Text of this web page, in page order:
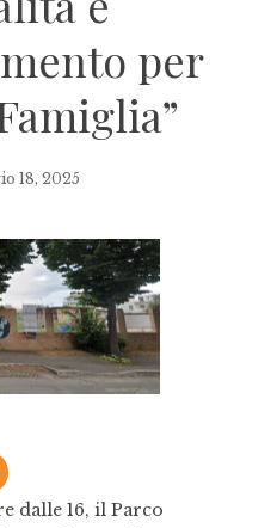
per
18, 2025
dalle 16, il Parco